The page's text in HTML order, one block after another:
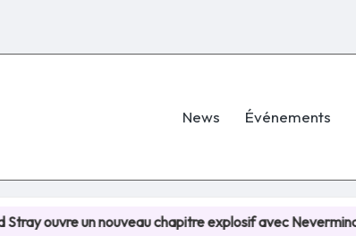
News
Événements
un nouveau chapitre explosif avec Nevermind !